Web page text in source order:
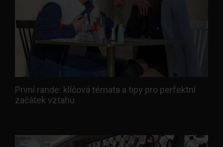
První rande: klíčová témata a tipy pro perfektní
začátek vztahu